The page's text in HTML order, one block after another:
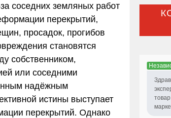
соседних земляных работ
перекрытий,
просадок, прогибов
становятся
собственником,
или соседними
надёжным
истины выступает
перекрытий. Однако